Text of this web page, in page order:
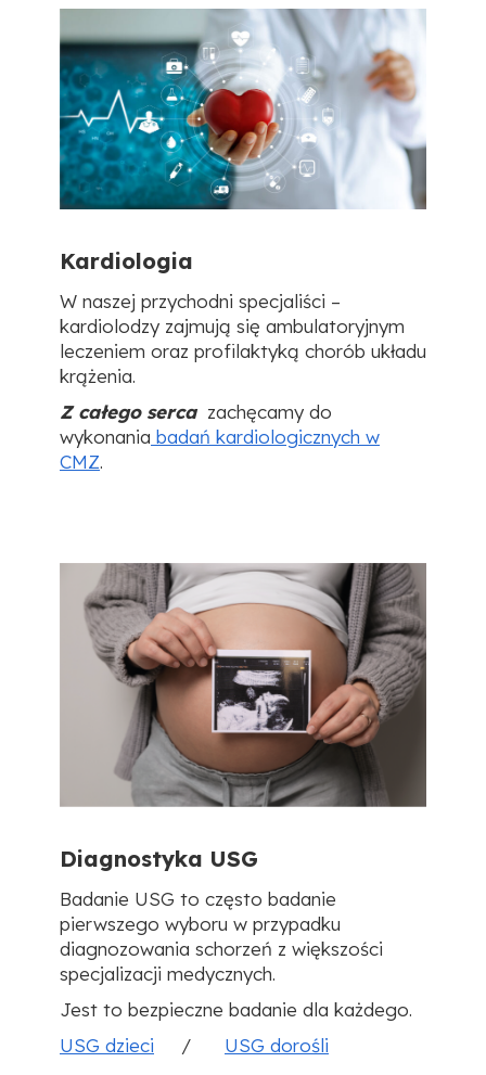
Kardiologia
W naszej przychodni specjaliści –
kardiolodzy zajmują się ambulatoryjnym
leczeniem oraz profilaktyką chorób układu
krążenia.
Z całego sercazachęcamy do
wykonania badań kardiologicznych w
CMZ.
Diagnostyka USG
Badanie USG to często badanie
pierwszego wyboru w przypadku
diagnozowania schorzeń z większości
specjalizacji medycznych.
Jest to bezpieczne badanie dla każdego.
USG dzieci / USG dorośli